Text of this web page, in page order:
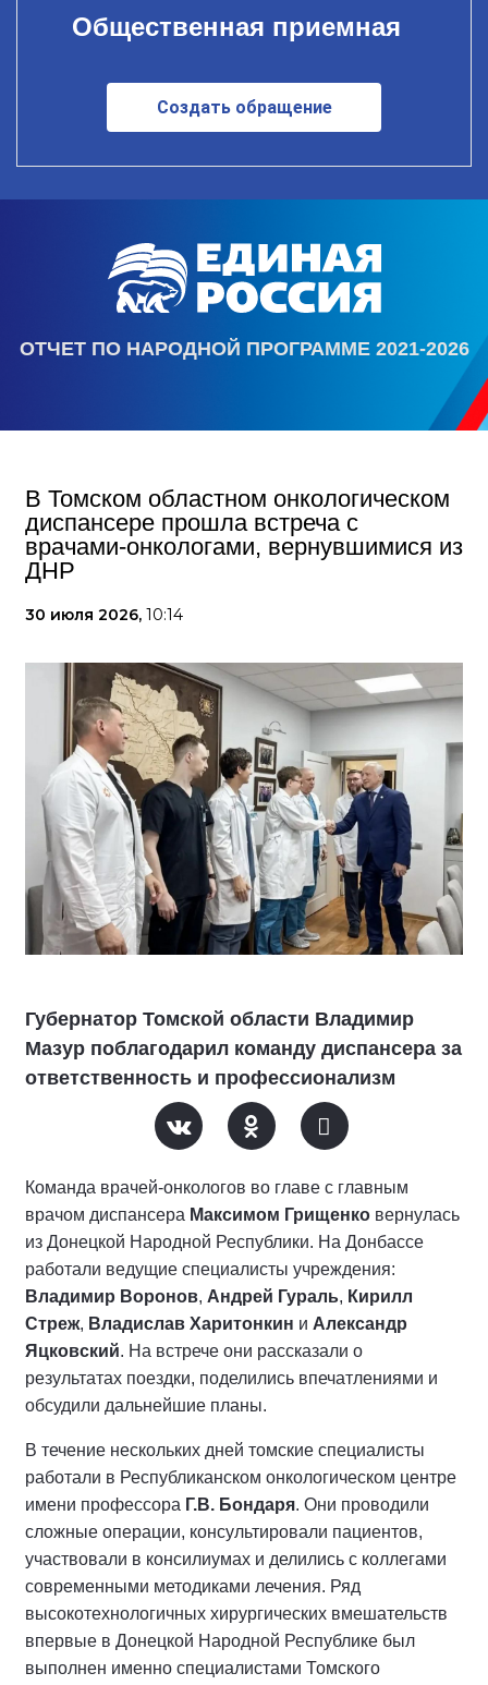
Общественная приемная
Создать обращение
ОТЧЕТ ПО НАРОДНОЙ ПРОГРАММЕ 2021-2026
В Томском областном онкологическом
диспансере прошла встреча с
врачами-онкологами, вернувшимися из
ДНР
30 июля 2026, 10:14
Губернатор Томской области Владимир
Мазур поблагодарил команду диспансера за
ответственность и профессионализм
Команда врачей-онкологов во главе с главным
врачом диспансера Максимом Грищенко вернулась
из Донецкой Народной Республики. На Донбассе
работали ведущие специалисты учреждения:
Владимир Воронов, Андрей Гураль, Кирилл
Стреж, Владислав Харитонкин и Александр
Яцковский. На встрече они рассказали о
результатах поездки, поделились впечатлениями и
обсудили дальнейшие планы.
В течение нескольких дней томские специалисты
работали в Республиканском онкологическом центре
имени профессора Г.В. Бондаря. Они проводили
сложные операции, консультировали пациентов,
участвовали в консилиумах и делились с коллегами
современными методиками лечения. Ряд
высокотехнологичных хирургических вмешательств
впервые в Донецкой Народной Республике был
выполнен именно специалистами Томского